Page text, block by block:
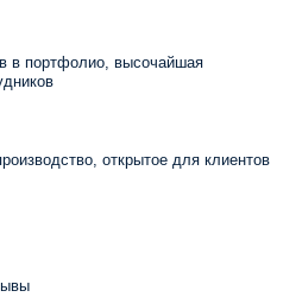
в портфолио, высочайшая
открытое для клиентов